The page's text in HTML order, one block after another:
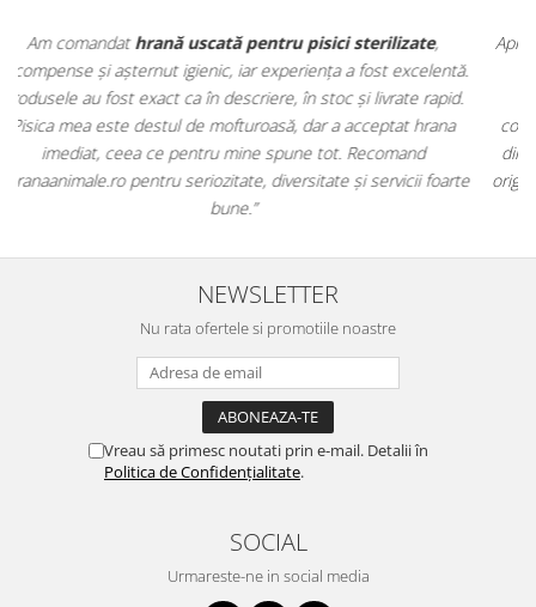
Apreciez foarte mult faptul că peehranaanimale.rogăsesc nu
doar hrană, ci și produse dinfarmacia veterinară:
antiparazitare, suplimente și soluții de îngrijire. Este foarte
comod să pot comanda tot ce am nevoie pentru animalul meu
dintr-un singur loc. Livrarea a fost rapidă, iar produsele au fost
originale și în termen. Magazin serios, bine organizat și foarte util
pentru orice stăpân de animale.
NEWSLETTER
Nu rata ofertele si promotiile noastre
Vreau să primesc noutati prin e-mail. Detalii în
Politica de Confidențialitate.
SOCIAL
Urmareste-ne in social media